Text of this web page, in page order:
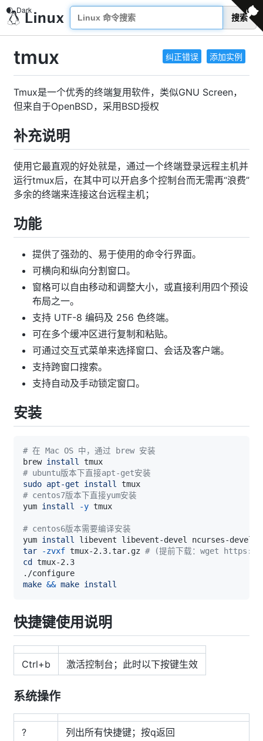
搜索
纠正错误 添加实例
tmux
Tmux是一个优秀的终端复用软件，类似GNU Screen，
但来自于OpenBSD，采用BSD授权
补充说明
使用它最直观的好处就是，通过一个终端登录远程主机并
运行tmux后，在其中可以开启多个控制台而无需再“浪费”
多余的终端来连接这台远程主机；
功能
提供了强劲的、易于使用的命令行界面。
可横向和纵向分割窗口。
窗格可以自由移动和调整大小，或直接利用四个预设
布局之一。
支持 UTF-8 编码及 256 色终端。
可在多个缓冲区进行复制和粘贴。
可通过交互式菜单来选择窗口、会话及客户端。
支持跨窗口搜索。
支持自动及手动锁定窗口。
安装
# 在 Mac OS 中，通过 brew 安装
brew install
# ubuntu版本下直接apt-get安装
sudo apt-get install
# centos7版本下直接yum安装
yum install -y
# centos6版本需要编译安装
yum install
tar
-zvxf tmux-2.3.tar.gz # (提前下载：wget
cd
make && make install
快捷键使用说明
Ctrl+b 激活控制台；此时以下按键生效
系统操作
? 列出所有快捷键；按q返回